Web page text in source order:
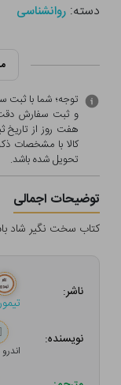
دسته:روانشناسی
توجه؛ شما با ثبت
و ثبت سفارش دقت
هفت روز از
کالا با مشخصات
تحویل شده باشد.
توضیحات اجمالی
کتاب سخت نگیر شاد
ناشر:
نویسنده: